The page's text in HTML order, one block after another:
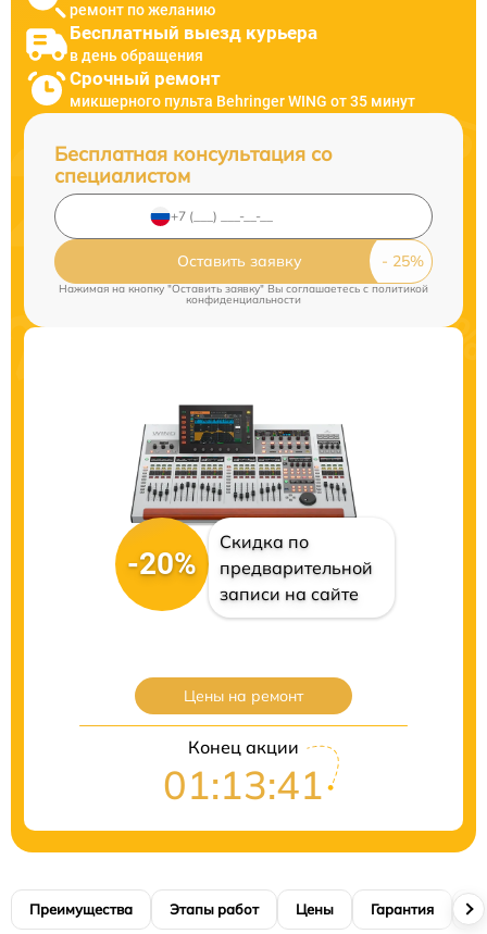
ремонт по желанию
Бесплатный выезд курьера
в день обращения
Срочный ремонт
микшерного пульта Behringer WING от 35 минут
Бесплатная консультация со
специалистом
Оставить заявку
Нажимая на кнопку "Оставить заявку" Вы соглашаетесь cполитикой
конфиденциальности
-20%
Скидка по
предварительной
записи на сайте
Цены на ремонт
Конец акции
01:13:41
Преимущества Этапы работ Цены Гарантия